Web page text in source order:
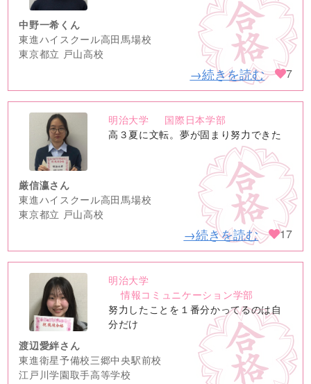
中野一希くん
東進ハイスクール高田馬場校
東京都立 戸山高校
→続きを読む 7
no
image
明治大学
国際日本学部
高３夏に文転。夢が固まり努力できた
厳信瀛さん
東進ハイスクール高田馬場校
東京都立 戸山高校
→続きを読む 17
no
image
明治大学
情報コミュニケーション学部
努力したことを１番分かってるのは自
分だけ
渡辺愛絆さん
東進衛星予備校三郷中央駅前校
江戸川学園取手高等学校